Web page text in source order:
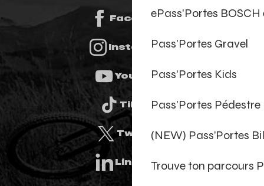
ePass'Portes
Pass'Portes Gravel
Pass'Portes Kids
Pass'Portes Pédestre
(NEW) Pass’Portes
Trouve ton parcours
Facebook
Instagram
Youtube
Tiktok
Twitter
Linkedin